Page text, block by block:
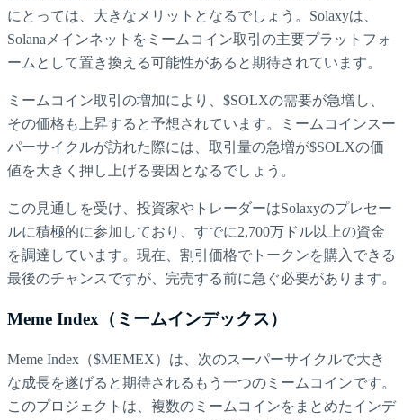
にとっては、大きなメリットとなるでしょう。Solaxyは、
Solanaメインネットをミームコイン取引の主要プラットフォ
ームとして置き換える可能性があると期待されています。
ミームコイン取引の増加により、$SOLXの需要が急増し、
その価格も上昇すると予想されています。ミームコインスー
パーサイクルが訪れた際には、取引量の急増が$SOLXの価
値を大きく押し上げる要因となるでしょう。
この見通しを受け、投資家やトレーダーはSolaxyのプレセー
ルに積極的に参加しており、すでに2,700万ドル以上の資金
を調達しています。現在、割引価格でトークンを購入できる
最後のチャンスですが、完売する前に急ぐ必要があります。
Meme Index（ミームインデックス）
Meme Index（$MEMEX）は、次のスーパーサイクルで大き
な成長を遂げると期待されるもう一つのミームコインです。
このプロジェクトは、複数のミームコインをまとめたインデ